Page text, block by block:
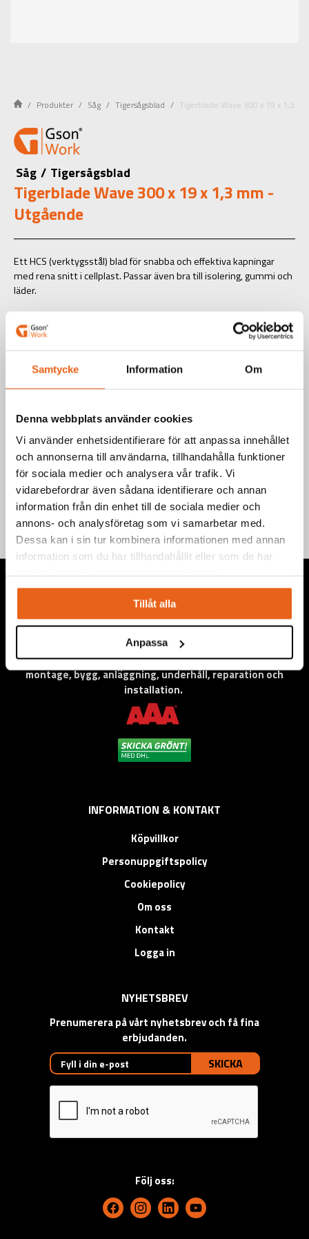
Samtycke Information Om
Denna webbplats använder cookies
Vi använder enhetsidentifierare för att anpassa innehållet
och annonserna till användarna, tillhandahålla funktioner
för sociala medier och analysera vår trafik. Vi
vidarebefordrar även sådana identifierare och annan
information från din enhet till de sociala medier och
annons- och analysföretag som vi samarbetar med.
Dessa kan i sin tur kombinera informationen med annan
information som du har tillhandahållit eller som de har
Tillåt alla
Anpassa
Produkter Såg Tigersågsblad Tigerblade Wave 300 x 19 x 1,3
Såg / Tigersågsblad
Tigerblade Wave 300 x 19 x 1,3 mm -
Utgående
Ett HCS (verktygsstål) blad för snabba och effektiva kapningar
med rena snitt i cellplast. Passar även bra till isolering, gummi och
läder.
EAN-kod: 7340090240584
Välj product
Teknisk information
Vi levererar högkvalitativa ”produkter för proffs”, under
eget varumärke, med fokus på problemlösning inom service,
montage, bygg, anläggning, underhåll, reparation och
installation.
INFORMATION & KONTAKT
Köpvillkor
Personuppgiftspolicy
Cookiepolicy
Om oss
Kontakt
Logga in
NYHETSBREV
Prenumerera på vårt nyhetsbrev och få fina
erbjudanden.
SKICKA
Följ oss: